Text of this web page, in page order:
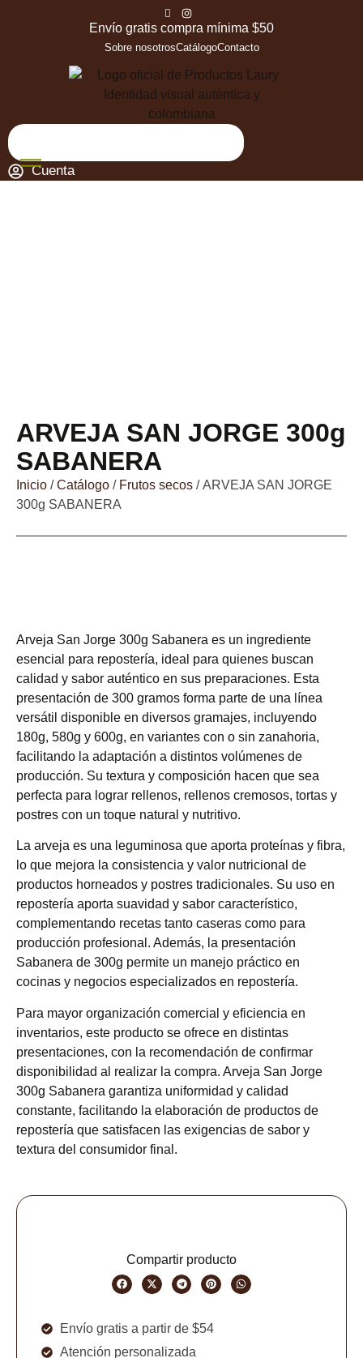
Envío gratis compra mínima $50
Sobre nosotrosCatálogoContacto
Cuenta
ARVEJA SAN JORGE 300g
SABANERA
Inicio /Catálogo / Frutos secos / ARVEJA SAN JORGE
300g SABANERA
Arveja San Jorge 300g Sabanera es un ingrediente
esencial para repostería, ideal para quienes buscan
calidad y sabor auténtico en sus preparaciones. Esta
presentación de 300 gramos forma parte de una línea
versátil disponible en diversos gramajes, incluyendo
180g, 580g y 600g, en variantes con o sin zanahoria,
facilitando la adaptación a distintos volúmenes de
producción. Su textura y composición hacen que sea
perfecta para lograr rellenos, rellenos cremosos, tortas y
postres con un toque natural y nutritivo.
La arveja es una leguminosa que aporta proteínas y fibra,
lo que mejora la consistencia y valor nutricional de
productos horneados y postres tradicionales. Su uso en
repostería aporta suavidad y sabor característico,
complementando recetas tanto caseras como para
producción profesional. Además, la presentación
Sabanera de 300g permite un manejo práctico en
cocinas y negocios especializados en repostería.
Para mayor organización comercial y eficiencia en
inventarios, este producto se ofrece en distintas
presentaciones, con la recomendación de confirmar
disponibilidad al realizar la compra. Arveja San Jorge
300g Sabanera garantiza uniformidad y calidad
constante, facilitando la elaboración de productos de
repostería que satisfacen las exigencias de sabor y
textura del consumidor final.
Compartir producto
Envío gratis a partir de $54
Atención personalizada